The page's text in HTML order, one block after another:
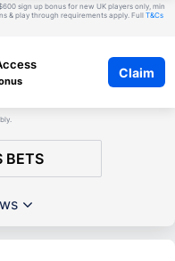
sign up bonus for new UK players only, min
& play through requirements apply. Full T&Cs
Claim
BETS